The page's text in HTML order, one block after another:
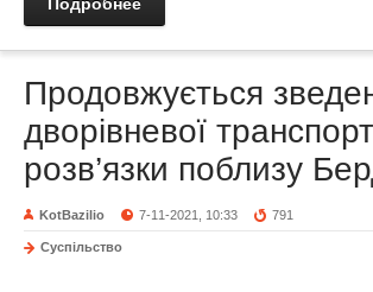
Продовжується
дворівневої
розв’язки поблизу
KotBazilio 7-11-2021, 10:33 791
Суспільство